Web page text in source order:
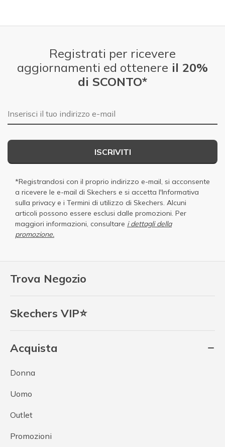
Trova Negozio
Skechers VIP⭐
Acquista
Donna
Uomo
Outlet
Promozioni
Registrati per ricevere
aggiornamenti ed ottenere il 20%
di SCONTO*
E-mail
ISCRIVITI
*Registrandosi con il proprio indirizzo e-mail, si acconsente
a ricevere le e-mail di Skechers e si accetta l'Informativa
sulla privacy e i Termini di utilizzo di Skechers. Alcuni
articoli possono essere esclusi dalle promozioni. Per
maggiori informazioni, consultare i dettagli della
promozione.